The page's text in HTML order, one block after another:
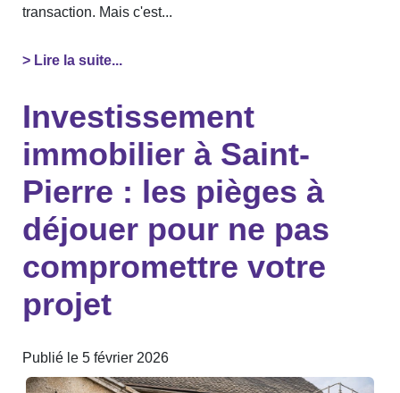
transaction. Mais c'est...
> Lire la suite...
Investissement
immobilier à Saint-
Pierre : les pièges à
déjouer pour ne pas
compromettre votre
projet
Publié le 5 février 2026